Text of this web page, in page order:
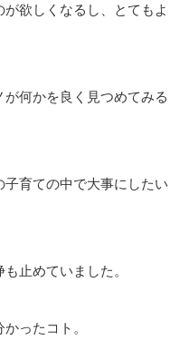
欲しくなるし、とてもよ
何かを良く見つめてみる
子育ての中で大事にしたい
止めていました。
ったコト。